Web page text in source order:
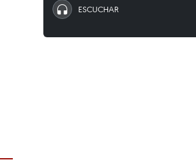
ESCUCHAR